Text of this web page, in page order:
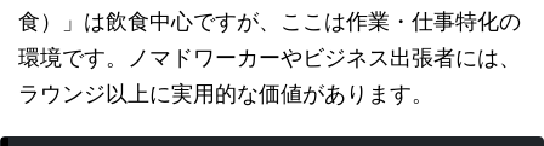
食）」は飲食中心ですが、ここは作業・仕事特化の
環境です。ノマドワーカーやビジネス出張者には、
ラウンジ以上に実用的な価値があります。